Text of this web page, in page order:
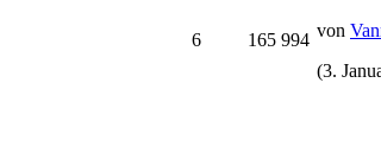
6 165 994 von
(3.